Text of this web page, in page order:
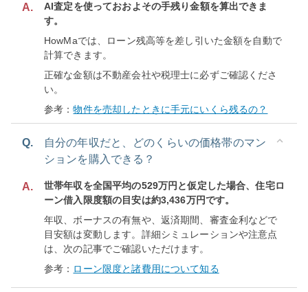
A.
AI査定を使っておおよその手残り金額を算出できま
す。
HowMaでは、ローン残高等を差し引いた金額を自動で
計算できます。
正確な金額は不動産会社や税理士に必ずご確認くださ
い。
参考：物件を売却したときに手元にいくら残るの？
Q.
自分の年収だと、どのくらいの価格帯のマン
ションを購入できる？
A.
世帯年収を全国平均の529万円と仮定した場合、住宅ロ
ーン借入限度額の目安は約3,436万円です。
年収、ボーナスの有無や、返済期間、審査金利などで
目安額は変動します。詳細シミュレーションや注意点
は、次の記事でご確認いただけます。
参考： ローン限度と諸費用について知る